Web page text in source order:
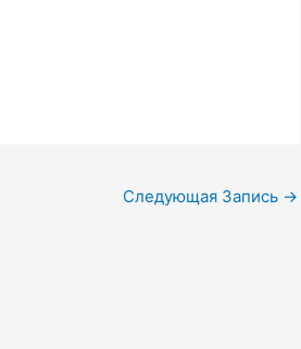
Следующая Запись →